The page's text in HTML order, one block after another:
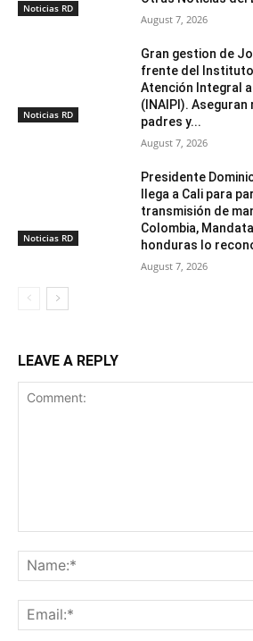
Noticias RD
August 7, 2026
Noticias RD
Gran gestion de
frente del
Atención Integral
(INAIPI).
padres y...
August 7, 2026
Noticias RD
Presidente
llega a Cali para
transmisión de
Colombia,
honduras lo
August 7, 2026
LEAVE A REPLY